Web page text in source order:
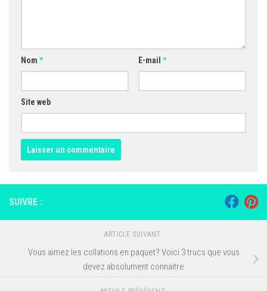
Nom * E-mail *
Site web
SUIVRE :
ARTICLE SUIVANT
Vous aimez les collations en paquet? Voici 3 trucs que vous
devez absolument connaitre